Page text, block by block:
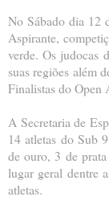
No Sábado dia 12
Aspirante,
verde. Os judocas
suas regiões além
Finalistas do Open
A Secretaria de
14 atletas do Sub
de ouro, 3 de
lugar geral dentre
atletas.